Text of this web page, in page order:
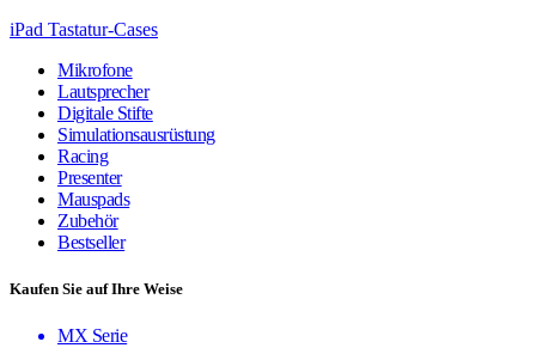
iPad Tastatur-Cases
Mikrofone
Lautsprecher
Digitale Stifte
Simulationsausrüstung
Racing
Presenter
Mauspads
Zubehör
Bestseller
Kaufen Sie auf Ihre Weise
MX Serie